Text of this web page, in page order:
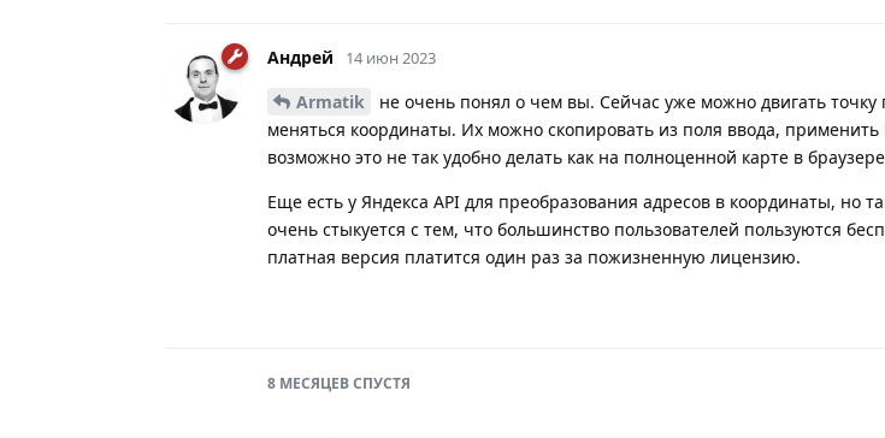
Андрей 14 июн 2023
Armatik
не очень понял о чем вы. Сейчас уже можно двигать точку
меняться координаты. Их можно скопировать из поля ввода, применить
возможно это не так удобно делать как на полноценной карте в
Еще есть у Яндекса API для преобразования адресов в координаты, но
очень стыкуется с тем, что большинство пользователей пользуются
платная версия платится один раз за пожизненную лицензию.
8 МЕСЯЦЕВСПУСТЯ